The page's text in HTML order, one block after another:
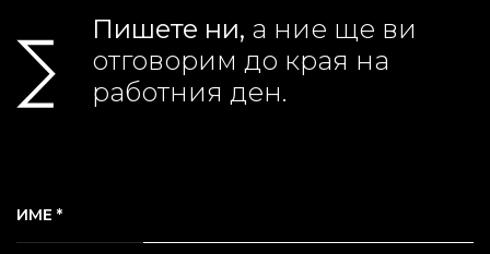
Пишете ни, а ние ще ви
отговорим до края на
работния ден.
ИМЕ *